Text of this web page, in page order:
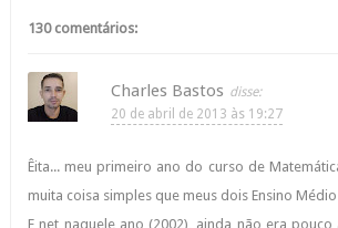
130 comentários:
Charles Bastos
20 de abril de 2013 às 19:27
Êita... meu primeiro ano do curso de
muita coisa simples que meus dois Ensino
E net naquele ano (2002), ainda não era pouco